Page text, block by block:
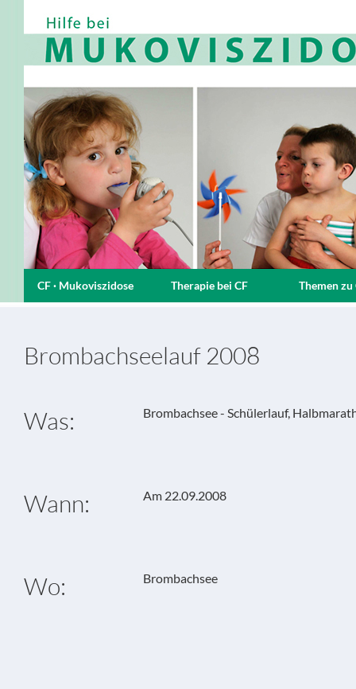
CF · Mukoviszidose Therapie bei CF Themen zu
Brombachseelauf 2008
Was: Brombachsee - Schülerlauf,
Wann: Am 22.09.2008
Wo: Brombachsee